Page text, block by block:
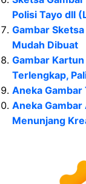
Polisi Tayo dll
Gambar
Mudah Dibuat
Gambar
Terlengkap,
Aneka Gambar
Aneka
Menunjang